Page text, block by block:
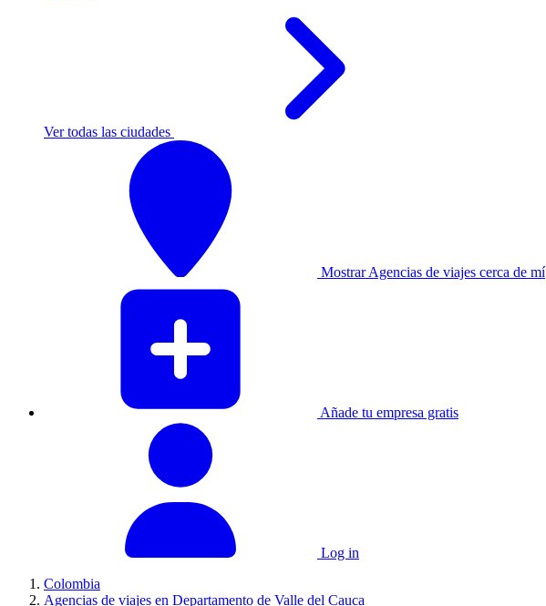
Ver todas las ciudades
Mostrar Agencias de viajes cerca de mí
Añade tu empresa gratis
Log in
Colombia
Agencias de viajes en Departamento de Valle del Cauca